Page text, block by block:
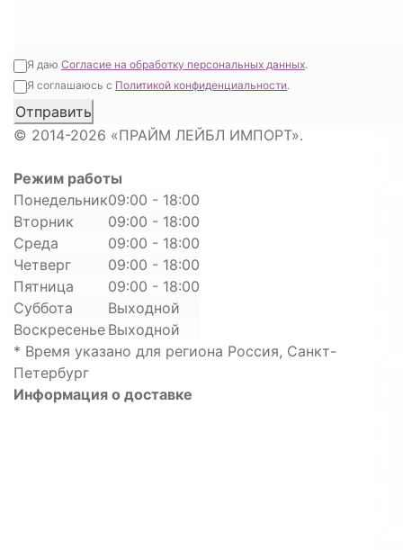
Я даю Согласие на обработку персональных данных.
Я соглашаюсь с Политикой конфиденциальности.
© 2014-2026 «ПРАЙМ ЛЕЙБЛ ИМПОРТ».
Режим работы
Понедельник09:00 - 18:00
Вторник
09:00 - 18:00
Среда
09:00 - 18:00
Четверг
09:00 - 18:00
Пятница
09:00 - 18:00
Суббота
Выходной
Воскресенье Выходной
* Время указано для региона Россия, Санкт-
Петербург
Информация о доставке